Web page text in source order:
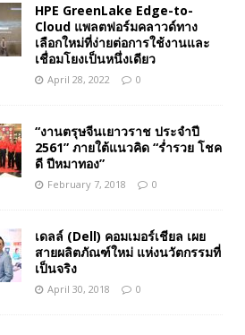
HPE GreenLake Edge-to-
Cloud แพลตฟอร์มคลาวด์ทาง
เลือกใหม่ที่ง่ายต่อการใช้งานและ
เชื่อมโยงเป็นหนึ่งเดียว
April 28, 2022 0
“งานตรุษจีนเยาวราช ประจำปี
2561” ภายใต้แนวคิด “ร่ำรวย โชค
ดี ปีหมาทอง”
February 7, 2018 0
เดลล์ (Dell) คอมเมอร์เชียล เผย
สายผลิตภัณฑ์ใหม่ แห่งนวัตกรรมที่
เป็นจริง
April 30, 2018 0